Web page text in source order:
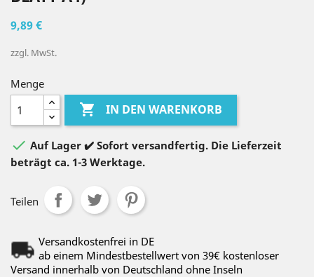
9,89 €
zzgl. MwSt.
Menge
 IN DEN WARENKORB
 Auf Lager ✔️ Sofort versandfertig. Die Lieferzeit
beträgt ca. 1-3 Werktage.
Teilen
Versandkostenfrei in DE
ab einem Mindestbestellwert von 39€ kostenloser
Versand innerhalb von Deutschland ohne Inseln